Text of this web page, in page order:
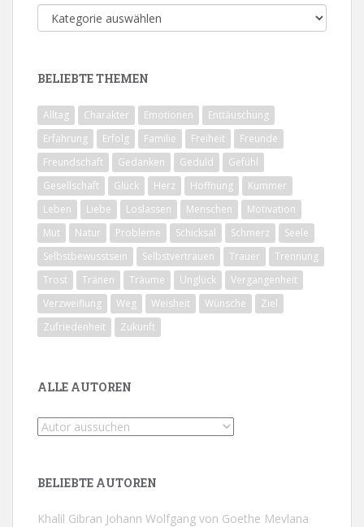
Alle
Themen
BELIEBTE THEMEN
Alltag Charakter Emotionen
Enttäuschung
Erfahrung
Erfolg Familie Freiheit
Freunde
Freundschaft
Gedanken Geduld
Gefühl
Gesellschaft
Glück Herz Hoffnung
Kummer
Leben
Liebe Loslassen Menschen
Motivation
Mut
Natur Probleme Schicksal Schmerz
Seele
Selbstbewusstsein
Selbstvertrauen Trauer
Trennung
Trost
Tränen Träume Unglück
Vergangenheit
Verzweiflung
Weg Weisheit Wünsche
Ziel
Zufriedenheit
Zukunft
ALLE AUTOREN
BELIEBTE AUTOREN
Khalil Gibran Johann Wolfgang von Goethe Mevlana